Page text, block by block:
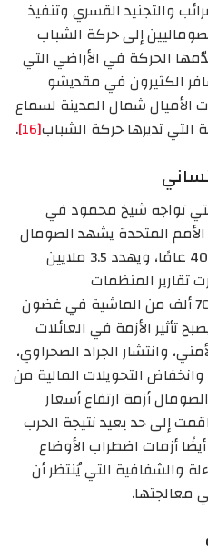
والتجنيد القسري وتنفيذ
إلى حركة الشباب
الحركة في الأراضي التي
الكثيرون في مقديشو
الأميال شمال المدينة لسماع
تديرها حركة الشباب[16]
.
تواجه شيخ محمود في
الأمم المتحدة يشهد الصومال
أسوأ موجة جفاف يمر بها منذ 40 عامًا، ويهدد 3.5 ملايين
تقارير المنظمات
إلى نفوق نحو 700 ألف من الماشية في غضون
الأزمة في العائلات
وانتشار الجراد الصحراوي،
وانخفاض التحويلات المالية من
أزمة ارتفاع أسعار
إلى حد بعيد نتيجة الحرب
أزمات اضطراب الأوضاع
والشفافية التي يُنتظر أن
معالجتها.